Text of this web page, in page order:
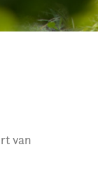
van